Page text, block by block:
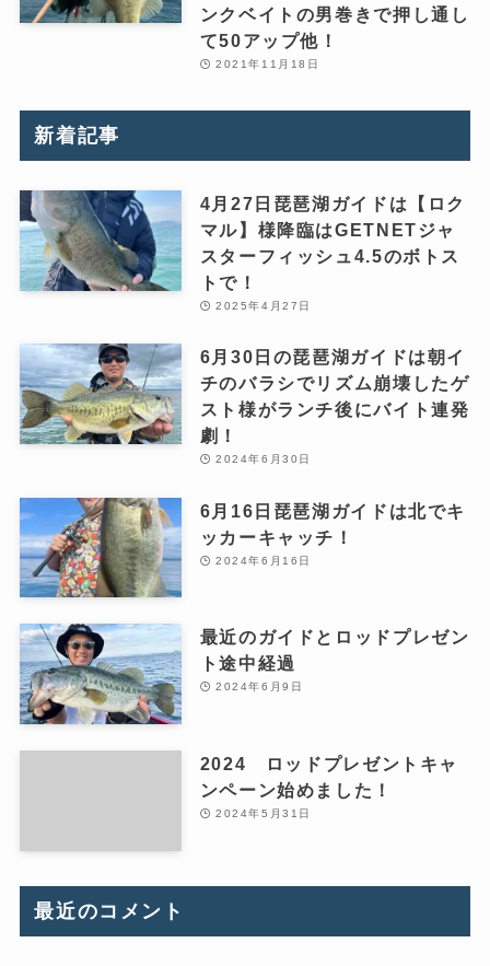
ンクベイトの男巻きで押し通し
て50アップ他！
2021年11月18日
新着記事
4月27日琵琶湖ガイドは【ロク
マル】様降臨はGETNETジャ
スターフィッシュ4.5のボトス
トで！
2025年4月27日
6月30日の琵琶湖ガイドは朝イ
チのバラシでリズム崩壊したゲ
スト様がランチ後にバイト連発
劇！
2024年6月30日
6月16日琵琶湖ガイドは北でキ
ッカーキャッチ！
2024年6月16日
最近のガイドとロッドプレゼン
ト途中経過
2024年6月9日
2024 ロッドプレゼントキャ
ンペーン始めました！
2024年5月31日
最近のコメント